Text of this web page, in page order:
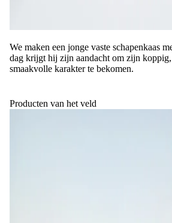
We maken een jonge vaste schapenkaas
dag krijgt hij zijn aandacht om zijn
smaakvolle karakter te bekomen.
Producten van het veld